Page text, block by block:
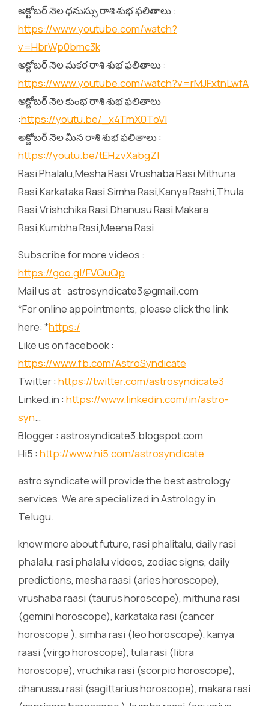
అక్టోబర్ నెల ధనుస్సు రాశి శుభ ఫలితాలు :
https://www.youtube.com/watch?
v=HbrWp0bmc3k
అక్టోబర్ నెల మకర రాశి శుభ ఫలితాలు :
https://www.youtube.com/watch?v=rMJFxtnLwfA
అక్టోబర్ నెల కుంభ రాశి శుభ ఫలితాలు
:https://youtu.be/_x4TmX0ToVI
అక్టోబర్ నెల మీన రాశి శుభ ఫలితాలు :
https://youtu.be/tEHzvXabgZI
Rasi Phalalu,Mesha Rasi,Vrushaba Rasi,Mithuna
Rasi,Karkataka Rasi,Simha Rasi,Kanya Rashi,Thula
Rasi,Vrishchika Rasi,Dhanusu Rasi,Makara
Rasi,Kumbha Rasi,Meena Rasi
Subscribe for more videos :
https://goo.gl/FVQuQp
Mail us at : astrosyndicate3@gmail.com
*For online appointments, please click the link
here: *https:/
Like us on facebook :
https://www.fb.com/AstroSyndicate
Twitter : https://twitter.com/astrosyndicate3
Linked.in : https://www.linkedin.com/in/astro-
syn…
Blogger : astrosyndicate3.blogspot.com
Hi5 : http://www.hi5.com/astrosyndicate
astro syndicate will provide the best astrology
services. We are specialized in Astrology in
Telugu.
know more about future, rasi phalitalu, daily rasi
phalalu, rasi phalalu videos, zodiac signs, daily
predictions, mesha raasi (aries horoscope),
vrushaba raasi (taurus horoscope), mithuna rasi
(gemini horoscope), karkataka rasi (cancer
horoscope ), simha rasi (leo horoscope), kanya
raasi (virgo horoscope), tula rasi (libra
horoscope), vruchika rasi (scorpio horoscope),
dhanussu rasi (sagittarius horoscope), makara rasi